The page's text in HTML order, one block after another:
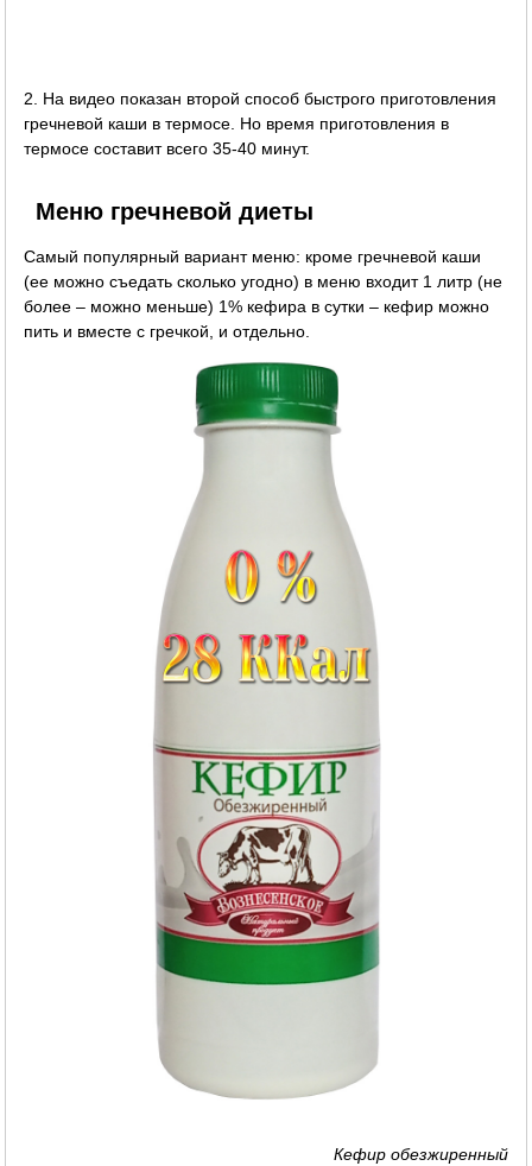
2. На видео показан второй способ быстрого приготовления
гречневой каши в термосе. Но время приготовления в
термосе составит всего 35-40 минут.
Меню гречневой диеты
Самый популярный вариант меню: кроме гречневой каши
(ее можно съедать сколько угодно) в меню входит 1 литр (не
более – можно меньше) 1% кефира в сутки – кефир можно
пить и вместе с гречкой, и отдельно.
Кефир обезжиренный